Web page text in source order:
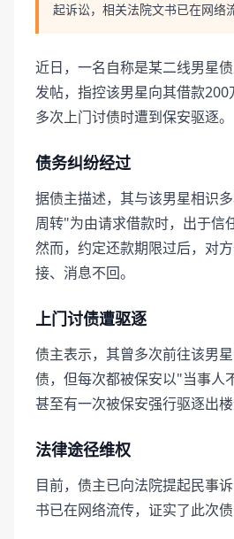
起诉讼，相关法院文书已在网络
近日，一名自称是某二线男星
发帖，指控该男星向其借款
多次上门讨债时遭到保安驱逐。
债务纠纷经过
据债主描述，其与该男星相识
周转"为由请求借款时，出于信
然而，约定还款期限过后，对
接、消息不回。
上门讨债遭驱逐
债主表示，其曾多次前往该男
债，但每次都被保安以"当事人
甚至有一次被保安强行驱逐出楼
法律途径维权
目前，债主已向法院提起民事
书已在网络流传，证实了此次债